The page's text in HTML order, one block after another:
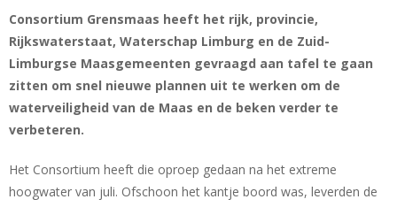
Consortium Grensmaas heeft het rijk, provincie,
Rijkswaterstaat, Waterschap Limburg en de Zuid-
Limburgse Maasgemeenten gevraagd aan tafel te gaan
zitten om snel nieuwe plannen uit te werken om de
waterveiligheid van de Maas en de beken verder te
verbeteren.
Het Consortium heeft die oproep gedaan na het extreme
hoogwater van juli. Ofschoon het kantje boord was, leverden de